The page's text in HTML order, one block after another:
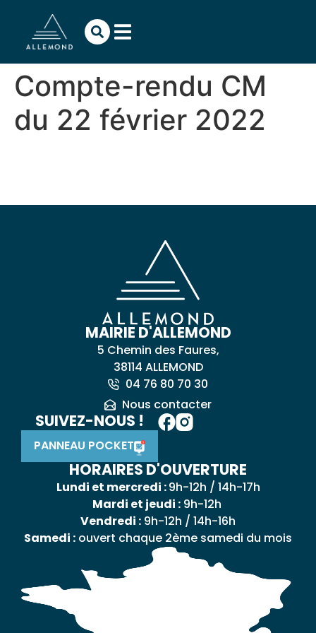
Compte-rendu CM
du 22 février 2022
MAIRIE D'ALLEMOND
5 Chemin des Faures,
38114 ALLEMOND
04 76 80 70 30
Nous contacter
SUIVEZ-NOUS !
PANNEAU POCKET
HORAIRES D'OUVERTURE
Lundi et mercredi :9h-12h / 14h-17h
Mardi et jeudi :9h-12h
Vendredi : 9h-12h / 14h-16h
Samedi : ouvert chaque 2ème samedi du mois